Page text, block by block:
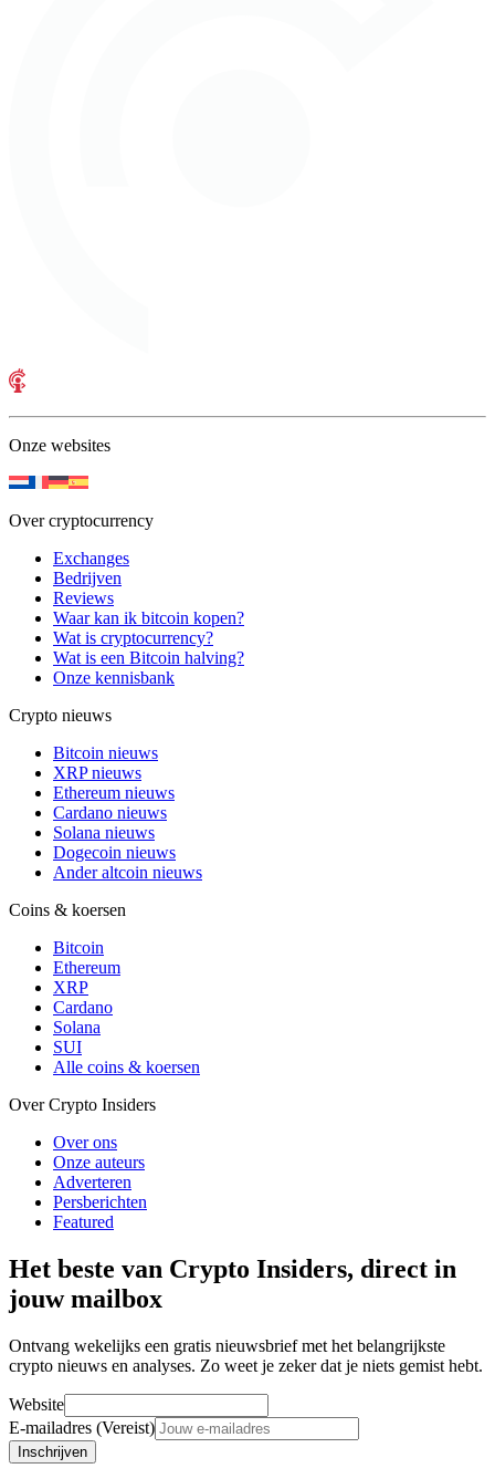
Onze websites
Over cryptocurrency
Exchanges
Bedrijven
Reviews
Waar kan ik bitcoin kopen?
Wat is cryptocurrency?
Wat is een Bitcoin halving?
Onze kennisbank
Crypto nieuws
Bitcoin nieuws
XRP nieuws
Ethereum nieuws
Cardano nieuws
Solana nieuws
Dogecoin nieuws
Ander altcoin nieuws
Coins & koersen
Bitcoin
Ethereum
XRP
Cardano
Solana
SUI
Alle coins & koersen
Over Crypto Insiders
Over ons
Onze auteurs
Adverteren
Persberichten
Featured
Het beste van Crypto Insiders, direct in
jouw mailbox
Ontvang wekelijks een gratis nieuwsbrief met het belangrijkste
crypto nieuws en analyses. Zo weet je zeker dat je niets gemist hebt.
Website
E-mailadres (Vereist)
Inschrijven